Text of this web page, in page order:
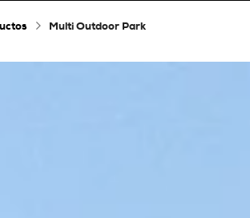
Multi Outdoor Park